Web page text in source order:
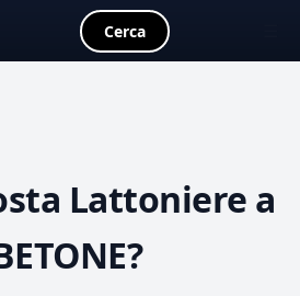
Cerca
Lattoniere a